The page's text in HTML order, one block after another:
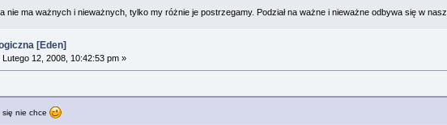
nie ma ważnych i nieważnych, tylko my różnie je postrzegamy. Podział na ważne i nieważne odbywa się w
[Eden]
Lutego 12, 2008, 10:42:53 pm »
się nie chce